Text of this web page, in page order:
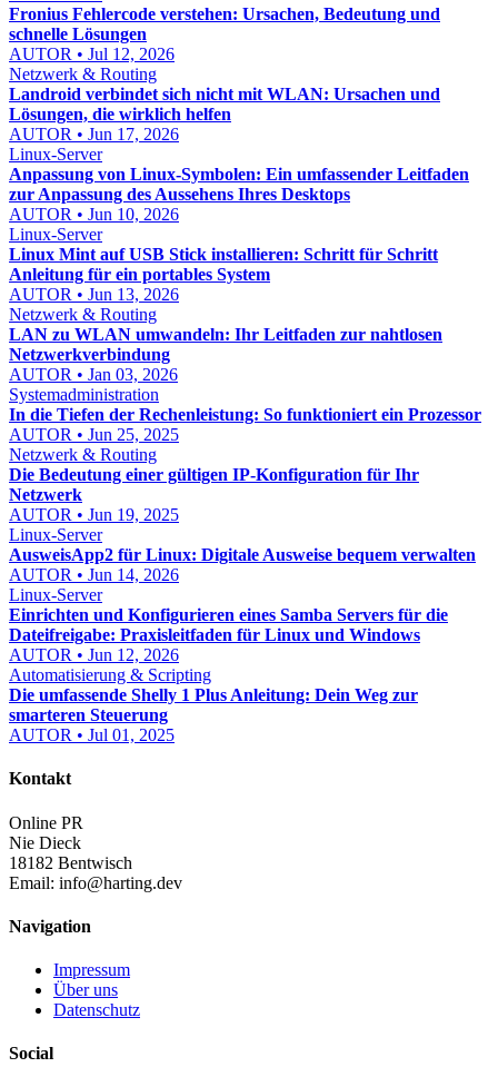
Fronius Fehlercode verstehen: Ursachen, Bedeutung und
schnelle Lösungen
AUTOR • Jul 12, 2026
Netzwerk & Routing
Landroid verbindet sich nicht mit WLAN: Ursachen und
Lösungen, die wirklich helfen
AUTOR • Jun 17, 2026
Linux-Server
Anpassung von Linux-Symbolen: Ein umfassender Leitfaden
zur Anpassung des Aussehens Ihres Desktops
AUTOR • Jun 10, 2026
Linux-Server
Linux Mint auf USB Stick installieren: Schritt für Schritt
Anleitung für ein portables System
AUTOR • Jun 13, 2026
Netzwerk & Routing
LAN zu WLAN umwandeln: Ihr Leitfaden zur nahtlosen
Netzwerkverbindung
AUTOR • Jan 03, 2026
Systemadministration
In die Tiefen der Rechenleistung: So funktioniert ein Prozessor
AUTOR • Jun 25, 2025
Netzwerk & Routing
Die Bedeutung einer gültigen IP-Konfiguration für Ihr
Netzwerk
AUTOR • Jun 19, 2025
Linux-Server
AusweisApp2 für Linux: Digitale Ausweise bequem verwalten
AUTOR • Jun 14, 2026
Linux-Server
Einrichten und Konfigurieren eines Samba Servers für die
Dateifreigabe: Praxisleitfaden für Linux und Windows
AUTOR • Jun 12, 2026
Automatisierung & Scripting
Die umfassende Shelly 1 Plus Anleitung: Dein Weg zur
smarteren Steuerung
AUTOR • Jul 01, 2025
Kontakt
Online PR
Nie Dieck
18182 Bentwisch
Email: info@harting.dev
Navigation
Impressum
Über uns
Datenschutz
Social